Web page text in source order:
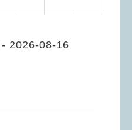
2026-08-16